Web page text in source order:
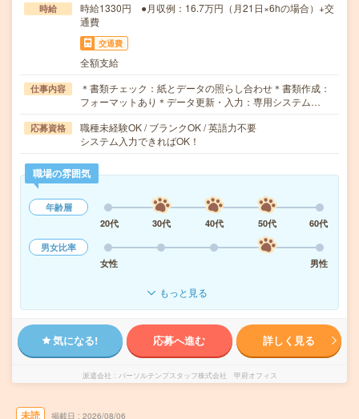
時給
時給1330円 ●月収例：16.7万円（月21日×6hの場合）+交
通費
交通費
全額支給
仕事内容
＊書類チェック：紙とデータの照らし合わせ＊書類作成：
フォーマットあり＊データ更新・入力：専用システム…
応募資格
職種未経験OK / ブランクOK / 英語力不要
システム入力できればOK！
職場の雰囲気
年齢層
20代
30代 40代 50代
60代
男女比率
女性
男性
もっと見る
気になる! 応募へ進む 詳しく見る
派遣会社 パーソルテンプスタッフ株式会社 甲府オフィス
未読 掲載日 2026/08/06